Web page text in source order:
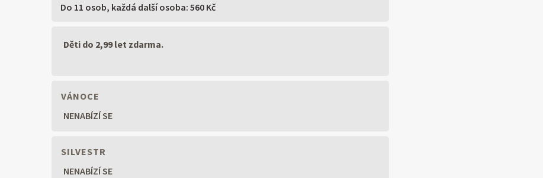
Do 11 osob, každá další osoba: 560 Kč
Děti do 2,99 let zdarma.
VÁNOCE
NENABÍZÍ SE
SILVESTR
NENABÍZÍ SE